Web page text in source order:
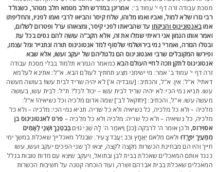
עבודה זרה דף י' עמוד ב':אמרינן במדרש חלב מטמא חלב מטהר, כשנולד
גזרו שלא למול, ואביו ואמו מלוהו, שלח קיסר והביאו לרבי ואמו לפניו, והחליפתו
באנטונינוס והניקתועד שהביאתו לפני קיסר, ומצאוהו ערל ופטרום לשלום,
אותו הגמון אני ראיתי שמלו את זה, אלא הקב"ה עושה להם נסים בכל עת
הגזרה, ואמרי' נמי בירושלמי שלסוף למד אנטונינוס תורה ונתגייר ומל עצמו,
המקובלים שרבי ואנטונינוס הם גלגוליהם של יעקב ועשו, אלא שבא
לתקן וזכה לחיי העולם הבאכמאמר הגמרא תלמוד בבלי מסכת עבודה
דף י' עמוד ב' אמר: מי ישימני מצע תחתיך לעולם הבא. א"ל: אתינא לעלמא
א"ל: אין. א"ל, והכתיב: [עובדיה א'] לא יהיה שריד לבית עשו! בעושה מעשה
תניא נמי הכי: לא יהיה שריד לבית עשו – יכול לכל? ת"ל: לבית עשו, בעושה
עשו. א"ל, והכתיב: [יחזקאל לב'] שמה אדום מלכיה וכל נשיאיה! א"ל:
– ולא כל מלכיה, כל נשיאיה ולא כל שריה. תניא נמי הכי: מלכיה – ולא כל
כל נשיאיה – ולא כל שריה: מלכיה ולא כל מלכיה –פרט לאנטונינוס בן
ולכן אומר ה' לרבקה:[כג] וַיֹּאמֶר ה' לָהּ שְׁנֵי גוֹיִםבְּבִטְנֵךְ וּשְׁנֵי לְאֻמִּים
יִפָּרֵדוּוּלְאֹם מִלְאֹם יֶאֱמָץ וְרַב יַעֲבֹד צָעִיר. שבגלל מאכלייך שאכלת במשך ימי
והיו הם מבחינת הכשרות מקצה לקצה, יצאו לך שני הפכים יעקב ועשו, עשו
אותם המאכלים שאכלת בבית לבן ובתואל, ויעקב שיצא עם מדות טובות בגלל
שאכלת בבית אברהם ושרה, ועוד הוכחה קטנה על חשיבות הכשרות